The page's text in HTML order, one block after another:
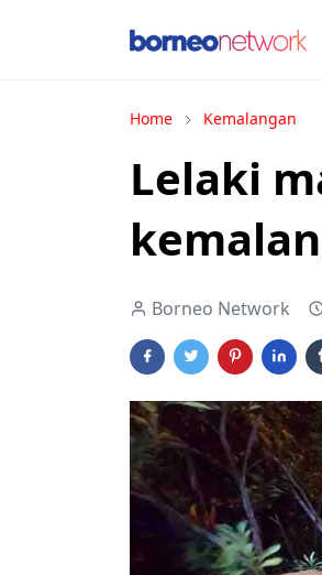
Home Kemalangan
Lelaki
Borneo Network